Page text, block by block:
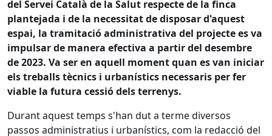
del Servei Català de la Salut respecte de la finca
plantejada i de la necessitat de disposar d'aquest
espai, la tramitació administrativa del projecte es va
impulsar de manera efectiva a partir del desembre
de 2023. Va ser en aquell moment quan es van iniciar
els treballs tècnics i urbanístics necessaris per fer
viable la futura cessió dels terrenys.
Durant aquest temps s'han dut a terme diversos
passos administratius i urbanístics, com la redacció del